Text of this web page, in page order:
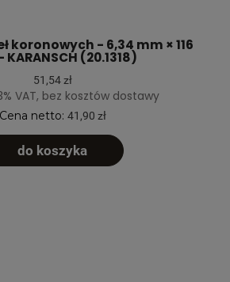
koronowych - 6,34 mm × 116
(20.1318)
51,54 zł
VAT, bez kosztów dostawy
Cena netto: 41,90 zł
do koszyka